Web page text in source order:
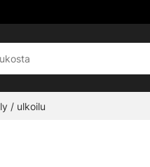
/ ulkoilu